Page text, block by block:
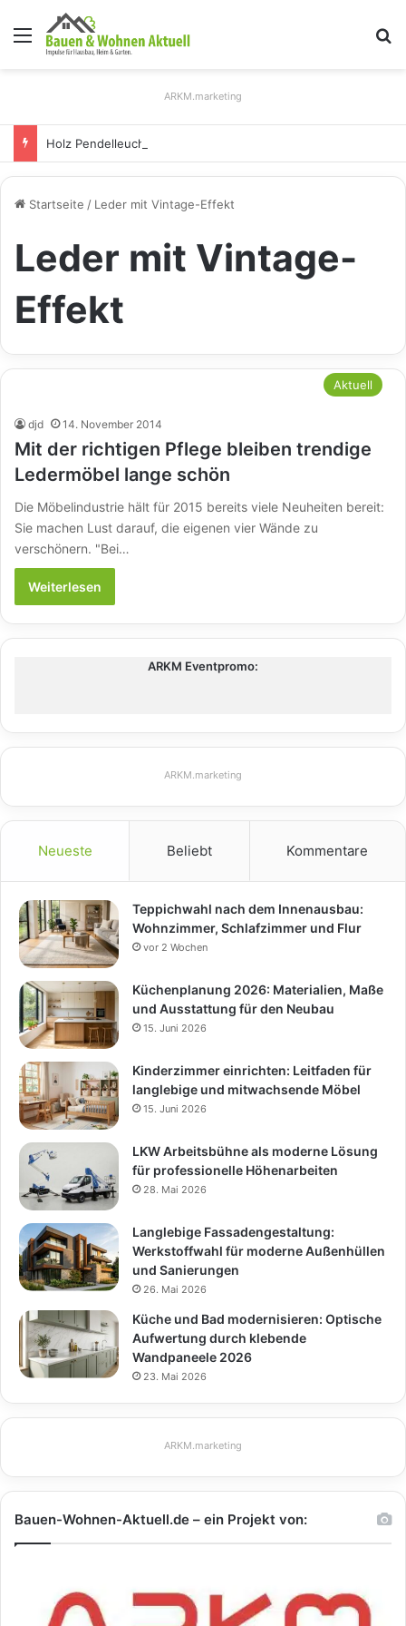
Menü
ARKM.marketing
Startseite / Leder mit Vintage-Effekt
Leder mit Vintage-
Effekt
Aktuell
djd 14. November 2014
Mit der richtigen Pflege bleiben trendige
Ledermöbel lange schön
Die Möbelindustrie hält für 2015 bereits viele Neuheiten bereit:
Sie machen Lust darauf, die eigenen vier Wände zu
verschönern. "Bei…
Weiterlesen
ARKM Eventpromo:
ARKM.marketing
Neueste Beliebt Kommentare
Teppichwahl nach dem Innenausbau:
Wohnzimmer, Schlafzimmer und Flur
vor 2 Wochen
Küchenplanung 2026: Materialien, Maße
und Ausstattung für den Neubau
15. Juni 2026
Kinderzimmer einrichten: Leitfaden für
langlebige und mitwachsende Möbel
15. Juni 2026
LKW Arbeitsbühne als moderne Lösung
für professionelle Höhenarbeiten
28. Mai 2026
Langlebige Fassadengestaltung:
Werkstoffwahl für moderne Außenhüllen
und Sanierungen
26. Mai 2026
Küche und Bad modernisieren: Optische
Aufwertung durch klebende
Wandpaneele 2026
23. Mai 2026
ARKM.marketing
Bauen-Wohnen-Aktuell.de – ein Projekt von: